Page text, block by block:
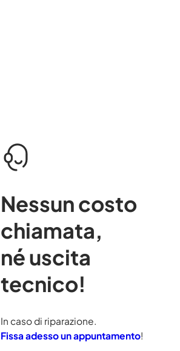
Nessun costo
chiamata,
né uscita
tecnico!
In caso di riparazione.
Fissa adesso un appuntamento!